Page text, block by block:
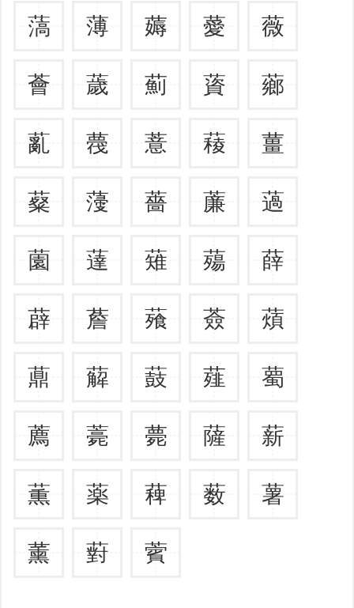
薃 薄 薅 薆 薇
薈 薉 薊 薋 薌
薍 薎 薏 薐 薑
薒 薓 薔 薕 薖
薗 薘 薙 薚 薛
薜 薝 薞 薟 薠
薡 薢 薣 薤 薥
薦 薧 薨 薩 薪
薫 薬 薭 薮 薯
薰 薱 薲